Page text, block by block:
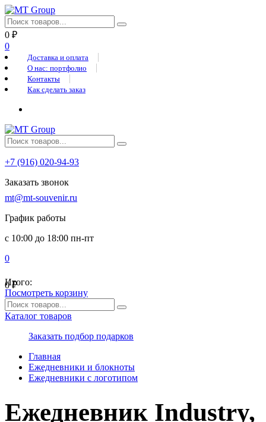
0 ₽
0
Доставка и оплата
О нас: портфолио
Контакты
Как сделать заказ
+7 (916) 020-94-93
Заказать звонок
mt@mt-souvenir.ru
График работы
с 10:00 до 18:00 пн-пт
0
0₽
Итого:
Посмотреть корзину
Каталог товаров
Заказать подбор подарков
Главная
Ежедневники и блокноты
Ежедневники с логотипом
Ежедневник Industry,